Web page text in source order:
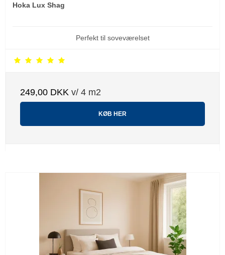
Hoka Lux Shag
Perfekt til soveværelset
249,00 DKK v/ 4 m2
KØB HER